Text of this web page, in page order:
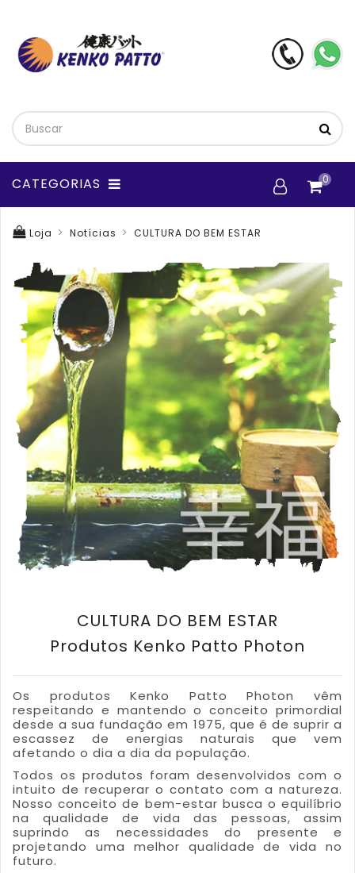
CATEGORIAS 0
Loja Notícias CULTURA DO BEM ESTAR
CULTURA DO BEM ESTAR
Produtos Kenko Patto Photon
Os produtos Kenko Patto Photon vêm
respeitando e mantendo o conceito primordial
desde a sua fundação em 1975, que é de suprir a
escassez de energias naturais que vem
afetando o dia a dia da população.
Todos os produtos foram desenvolvidos com o
intuito de recuperar o contato com a natureza.
Nosso conceito de bem-estar busca o equilíbrio
na qualidade de vida das pessoas, assim
suprindo as necessidades do presente e
projetando uma melhor qualidade de vida no
futuro.